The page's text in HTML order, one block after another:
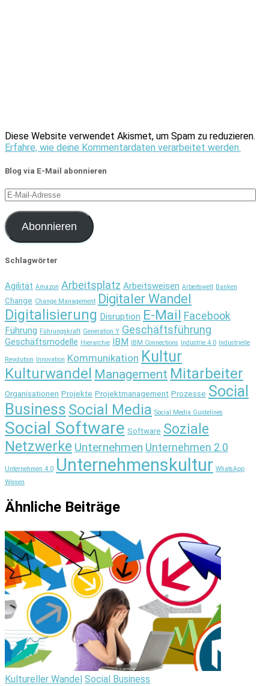
Diese Website verwendet Akismet, um Spam zu reduzieren.
Erfahre, wie deine Kommentardaten verarbeitet werden.
Blog via E-Mail abonnieren
E-
Adresse
Abonnieren
Schlagwörter
Agilität Amazon Arbeitsplatz Arbeitsweisen Arbeitswelt Banken
Change Change Management Digitaler Wandel
Digitalisierung Disruption E-Mail Facebook
Führung Führungskraft Generation Y Geschäftsführung
Geschäftsmodelle Hierarchie IBM IBM Connections Industrie 4.0 Industrielle
Revolution Innovation Kommunikation Kultur
Kulturwandel Management Mitarbeiter
Organisationen Projekte Projektmanagement Prozesse Social
Business Social Media Social Media Guidelines
Social Software Software Soziale
Netzwerke Unternehmen Unternehmen 2.0
Unternehmen 4.0 Unternehmenskultur WhatsApp
Wissen
Ähnliche Beiträge
Kultureller Wandel Social Business